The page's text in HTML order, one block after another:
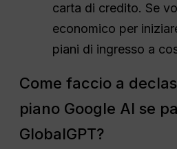
carta di credito. Se
economico per
piani di ingresso a
Come faccio a
piano Google AI se
GlobalGPT?